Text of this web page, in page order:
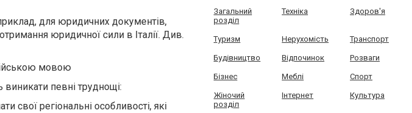
для юридичних документів,
юридичної сили в Італії. Див.
мовою
певні труднощі:
свої регіональні особливості, які
Загальний
розділ
Техніка Здоров'я
Туризм Нерухомість Транспорт
Будівництво Відпочинок Розваги
Бізнес Меблі Спорт
Жіночий
розділ
Інтернет Культура